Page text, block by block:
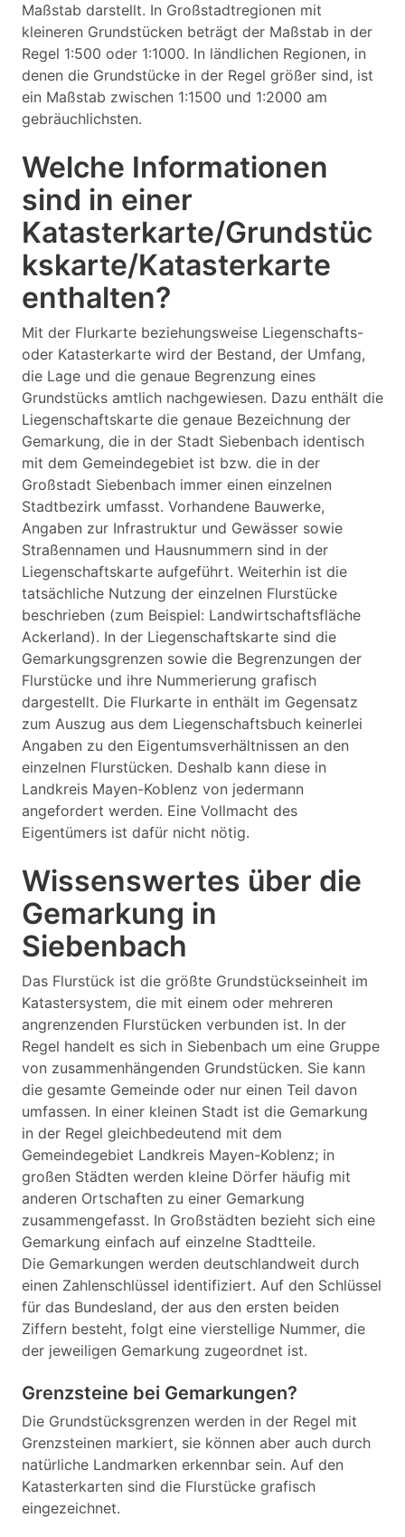
Maßstab darstellt. In Großstadtregionen mit
kleineren Grundstücken beträgt der Maßstab in der
Regel 1:500 oder 1:1000. In ländlichen Regionen, in
denen die Grundstücke in der Regel größer sind, ist
ein Maßstab zwischen 1:1500 und 1:2000 am
gebräuchlichsten.
Welche Informationen
sind in einer
Katasterkarte/Grundstüc
kskarte/Katasterkarte
enthalten?
Mit der Flurkarte beziehungsweise Liegenschafts-
oder Katasterkarte wird der Bestand, der Umfang,
die Lage und die genaue Begrenzung eines
Grundstücks amtlich nachgewiesen. Dazu enthält die
Liegenschaftskarte die genaue Bezeichnung der
Gemarkung, die in der Stadt Siebenbach identisch
mit dem Gemeindegebiet ist bzw. die in der
Großstadt Siebenbach immer einen einzelnen
Stadtbezirk umfasst. Vorhandene Bauwerke,
Angaben zur Infrastruktur und Gewässer sowie
Straßennamen und Hausnummern sind in der
Liegenschaftskarte aufgeführt. Weiterhin ist die
tatsächliche Nutzung der einzelnen Flurstücke
beschrieben (zum Beispiel: Landwirtschaftsfläche
Ackerland). In der Liegenschaftskarte sind die
Gemarkungsgrenzen sowie die Begrenzungen der
Flurstücke und ihre Nummerierung grafisch
dargestellt. Die Flurkarte in enthält im Gegensatz
zum Auszug aus dem Liegenschaftsbuch keinerlei
Angaben zu den Eigentumsverhältnissen an den
einzelnen Flurstücken. Deshalb kann diese in
Landkreis Mayen-Koblenz von jedermann
angefordert werden. Eine Vollmacht des
Eigentümers ist dafür nicht nötig.
Wissenswertes über die
Gemarkung in
Siebenbach
Das Flurstück ist die größte Grundstückseinheit im
Katastersystem, die mit einem oder mehreren
angrenzenden Flurstücken verbunden ist. In der
Regel handelt es sich in Siebenbach um eine Gruppe
von zusammenhängenden Grundstücken. Sie kann
die gesamte Gemeinde oder nur einen Teil davon
umfassen. In einer kleinen Stadt ist die Gemarkung
in der Regel gleichbedeutend mit dem
Gemeindegebiet Landkreis Mayen-Koblenz; in
großen Städten werden kleine Dörfer häufig mit
anderen Ortschaften zu einer Gemarkung
zusammengefasst. In Großstädten bezieht sich eine
Gemarkung einfach auf einzelne Stadtteile.
Die Gemarkungen werden deutschlandweit durch
einen Zahlenschlüssel identifiziert. Auf den Schlüssel
für das Bundesland, der aus den ersten beiden
Ziffern besteht, folgt eine vierstellige Nummer, die
der jeweiligen Gemarkung zugeordnet ist.
Grenzsteine bei Gemarkungen?
Die Grundstücksgrenzen werden in der Regel mit
Grenzsteinen markiert, sie können aber auch durch
natürliche Landmarken erkennbar sein. Auf den
Katasterkarten sind die Flurstücke grafisch
eingezeichnet.